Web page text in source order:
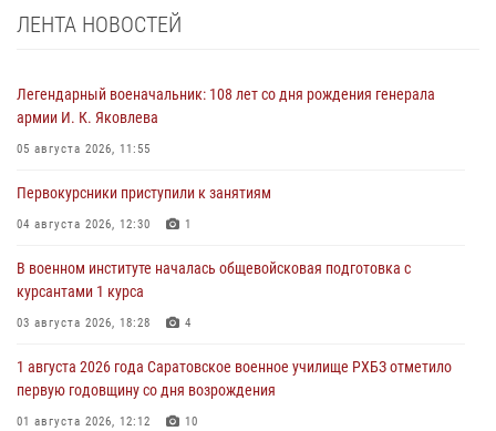
ЛЕНТА НОВОСТЕЙ
Легендарный военачальник: 108 лет со дня рождения генерала
армии И. К. Яковлева
05 августа 2026, 11:55
Первокурсники приступили к занятиям
04 августа 2026, 12:30 1
В военном институте началась общевойсковая подготовка с
курсантами 1 курса
03 августа 2026, 18:28 4
1 августа 2026 года Саратовское военное училище РХБЗ отметило
первую годовщину со дня возрождения
01 августа 2026, 12:12 10